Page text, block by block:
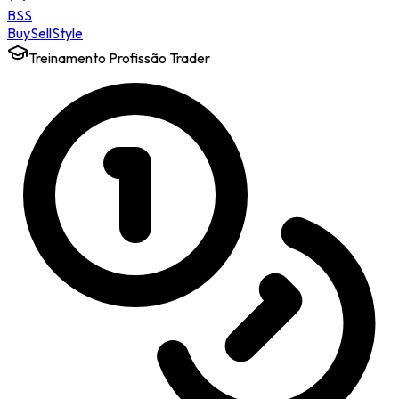
BSS
BuySellStyle
Treinamento Profissão Trader